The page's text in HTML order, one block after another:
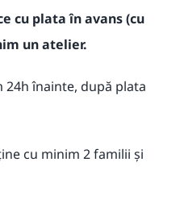
cu plata în avans(cu
un atelier.
24h înainte, după plata
cu minim 2 familii și